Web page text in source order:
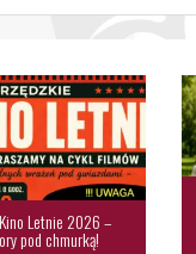
Letnie 2026 –
pod chmurką!